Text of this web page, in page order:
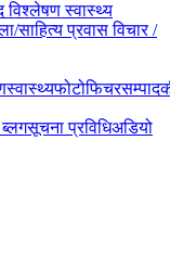
विश्लेषणस्वास्थ्य
साहित्यप्रवासविचार /
स्वास्थ्यफोटोफिचर
ब्लगसूचना प्रविधिअडियो